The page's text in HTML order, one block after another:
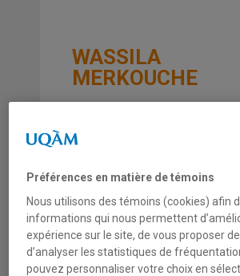
WASSILA
MERKOUCHE
Université du Québec en Abitibi-
Témiscamingue
Département: Unité
d'enseignement et de recherche
sciences de la gestion
Préférences en matière de témoins
Nous utilisons des témoins (cookies) afin
informations qui nous permettent
expérience sur le site, de vous proposer
d’analyser les statistiques de
pouvez personnaliser votre choix en